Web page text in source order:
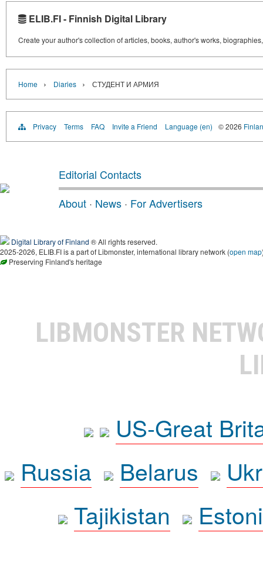
ELIB.FI - Finnish Digital Library
Create your author's collection of articles, books, author's works,
Home › Diaries › СТУДЕНТ И АРМИЯ
Privacy Terms FAQ Invite a Friend Language (en) © 2026
Editorial Contacts
About · News · For Advertisers
Digital Library of Finland ® All rights reserved.
2025-2026, ELIB.FI is a part of Libmonster, international library network (open map
Preserving Finland's heritage
LIBMONSTER
US-Great
Russia
Belarus
Tajikistan